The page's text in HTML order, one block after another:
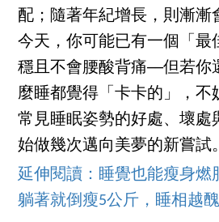
配；隨著年紀增長，則漸漸
今天，你可能已有一個「最
穩且不會腰酸背痛──但若你
麼睡都覺得「卡卡的」，不
常見睡眠姿勢的好處、壞處
始做幾次邁向美夢的新嘗試
延伸閱讀：睡覺也能瘦身燃
躺著就倒瘦5公斤，睡相越醜